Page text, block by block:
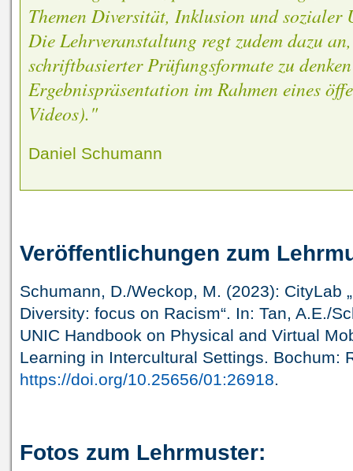
Themen Diversität, Inklusion und sozialer
Die Lehrveranstaltung regt zudem dazu
schriftbasierter Prüfungsformate zu
Ergebnispräsentation im Rahmen eines
Videos)."
Daniel Schumann
Veröffentlichungen zum
Schumann, D./Weckop, M. (2023): CityLab
Diversity: focus on Racism“. In: Tan, A.E./
UNIC Handbook on Physical and Virtual
Learning in Intercultural Settings. Bochum:
https://doi.org/10.25656/01:26918
Fotos zum Lehrmuster: